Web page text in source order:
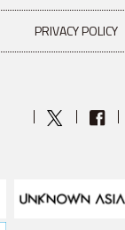
PRIVACY POLICY